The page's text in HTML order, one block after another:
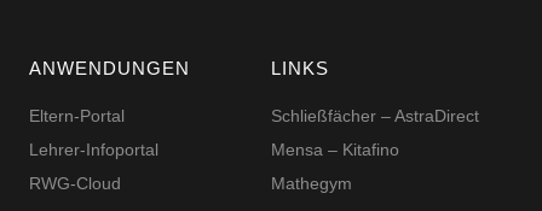
ANWENDUNGEN
Eltern-Portal
Lehrer-Infoportal
RWG-Cloud
LINKS
Schließfächer – AstraDirect
Mensa – Kitafino
Mathegym